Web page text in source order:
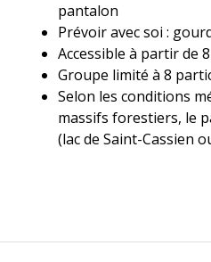
pantalon
Prévoir avec soi :
Accessible à partir de
Groupe limité à 8
Selon les conditions
massifs forestiers, le
(lac de Saint-Cassien